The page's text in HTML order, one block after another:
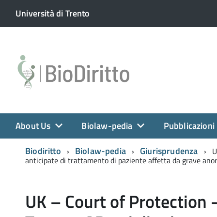
Università di Trento
About Us Biolaw-pedia
Pubblicazioni
Biodiritto
Biolaw-pedia Giurisprudenza
anticipate di trattamento di paziente affetta da grave
UK – Court of